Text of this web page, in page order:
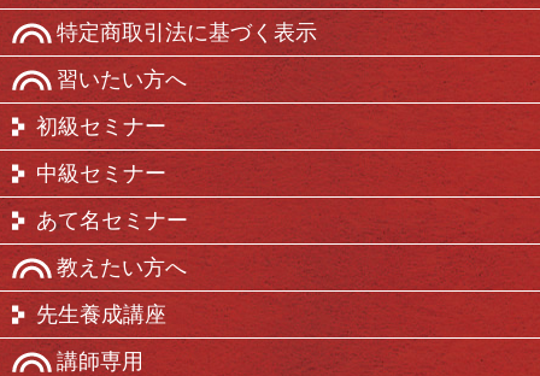
特定商取引法に基づく表示
習いたい方へ
初級セミナー
中級セミナー
あて名セミナー
教えたい方へ
先生養成講座
講師専用